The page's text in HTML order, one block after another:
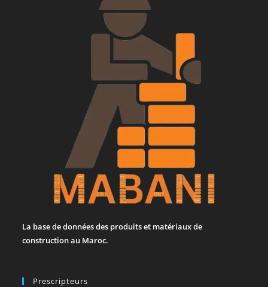
La base de données des produits et matériaux de
construction au Maroc.
Prescripteurs